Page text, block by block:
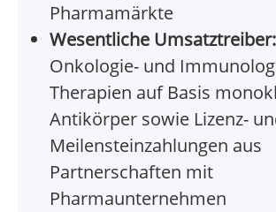
Pharmamärkte
Wesentliche Umsatztreiber:
Onkologie- und
Therapien auf Basis
Antikörper sowie Lizenz-
Meilensteinzahlungen aus
Partnerschaften mit
Pharmaunternehmen